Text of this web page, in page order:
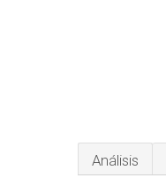
Análisis